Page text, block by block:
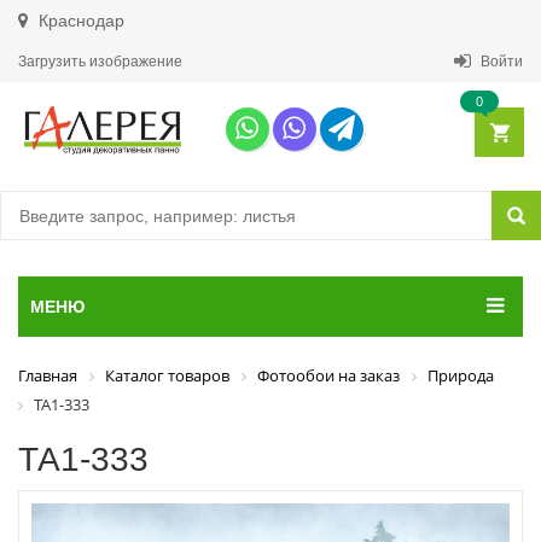
Краснодар
Загрузить изображение Войти
0
МЕНЮ
Главная Каталог товаров Фотообои на заказ
Природа
ТА1-333
ТА1-333